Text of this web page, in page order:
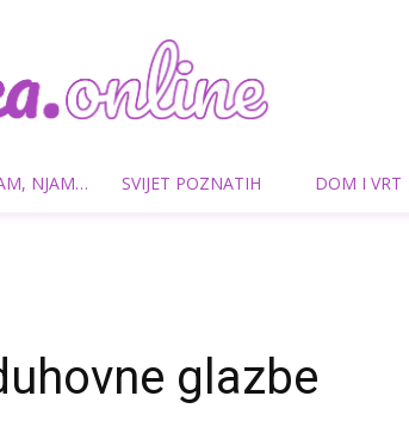
Frendica.online
NJAM… SVIJET POZNATIH DOM I VRT
glazbe